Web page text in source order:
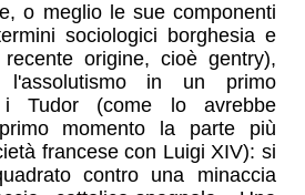
o meglio le sue componenti
sociologici borghesia e
origine, cioè gentry),
l'assolutismo in un primo
i Tudor (come lo avrebbe
momento la parte più
francese con Luigi XIV): si
contro una minaccia